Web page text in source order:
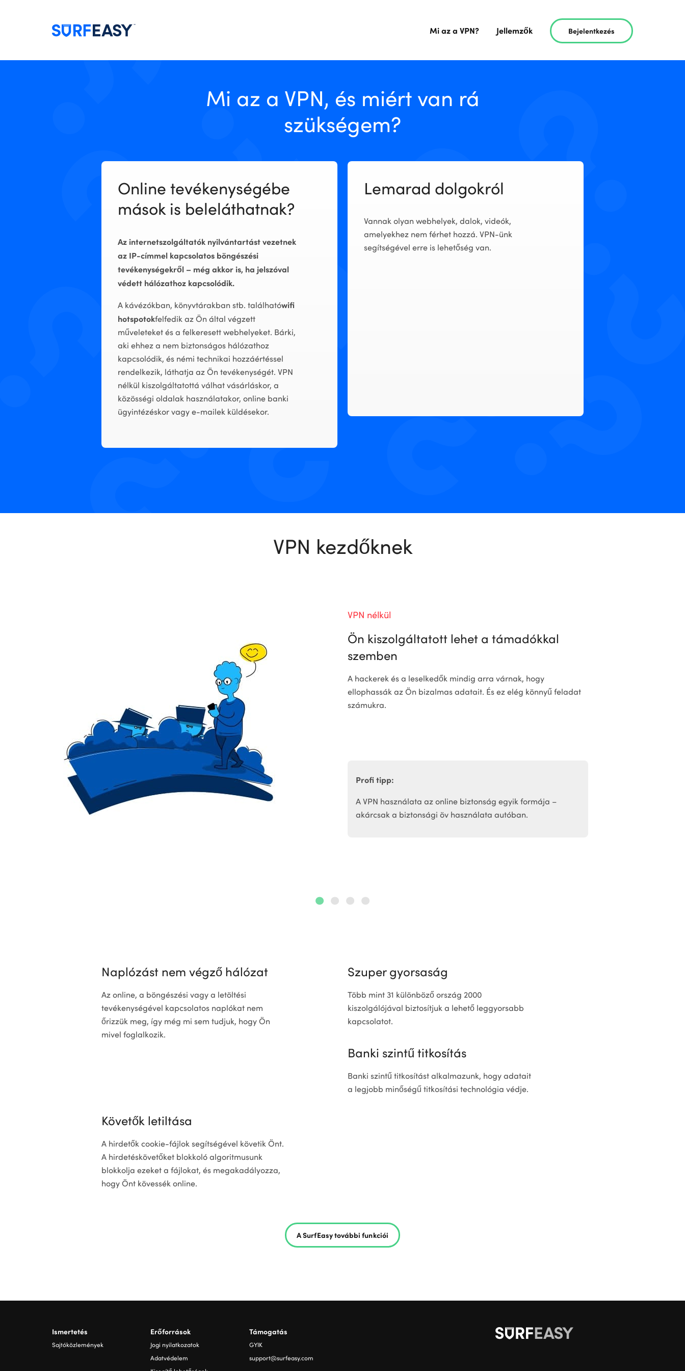
Mi az a VPN? Jellemzők Bejelentkezés
Mi az a VPN, és miért van rá
szükségem?
Online tevékenységébe
mások is beleláthatnak?
Az internetszolgáltatók nyilvántartást vezetnek
az IP-címmel kapcsolatos böngészési
tevékenységekről – még akkor is, ha jelszóval
védett hálózathoz kapcsolódik.
A kávézókban, könyvtárakban stb. találhatówifi
hotspotokfelfedik az Ön által végzett
műveleteket és a felkeresett webhelyeket. Bárki,
aki ehhez a nem biztonságos hálózathoz
kapcsolódik, és némi technikai hozzáértéssel
rendelkezik, láthatja az Ön tevékenységét. VPN
nélkül kiszolgáltatottá válhat vásárláskor, a
közösségi oldalak használatakor, online banki
ügyintézéskor vagy e-mailek küldésekor.
Lemarad dolgokról
Vannak olyan webhelyek, dalok, videók,
amelyekhez nem férhet hozzá. VPN-ünk
segítségével erre is lehetőség van.
VPN kezdőknek
VPN nélkül
Ön kiszolgáltatott lehet a támadókkal
szemben
A hackerek és a leselkedők mindig arra várnak, hogy
ellophassák az Ön bizalmas adatait. És ez elég könnyű feladat
számukra.
Profi tipp:
A VPN használata az online biztonság egyik formája –
akárcsak a biztonsági öv használata autóban.
Naplózást nem végző hálózat
Az online, a böngészési vagy a letöltési
tevékenységével kapcsolatos naplókat nem
őrizzük meg, így még mi sem tudjuk, hogy Ön
mivel foglalkozik.
Szuper gyorsaság
Több mint 31 különböző ország 2000
kiszolgálójával biztosítjuk a lehető leggyorsabb
kapcsolatot.
Banki szintű titkosítás
Banki szintű titkosítást alkalmazunk, hogy adatait
a legjobb minőségű titkosítási technológia védje.
Követők letiltása
A hirdetők cookie-fájlok segítségével követik Önt.
A hirdetéskövetőket blokkoló algoritmusunk
blokkolja ezeket a fájlokat, és megakadályozza,
hogy Önt kövessék online.
A SurfEasy további funkciói
Ismertetés
Sajtóközlemények
Erőforrások
Jogi nyilatkozatok
Adatvédelem
Támogatás
GYIK
support@surfeasy.com